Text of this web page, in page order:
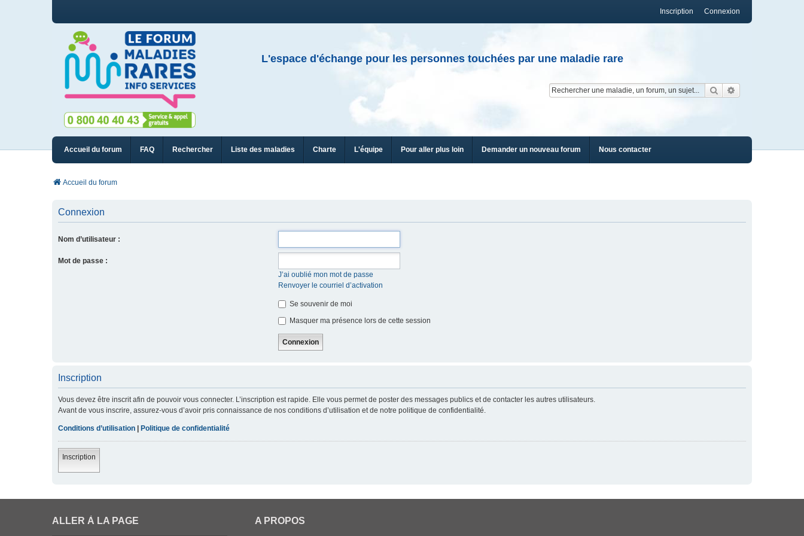
Connexion
Inscription
L'espace d'échange pour les personnes touchées par une maladie rare
Rechercher
Accueil du forum FAQ Rechercher Liste des maladies Charte L'équipe Pour aller plus loin Demander un nouveau forum Nous contacter
Accueil du forum
Connexion
Nom d’utilisateur :
Mot de passe :
J’ai oublié mon mot de passe
Renvoyer le courriel d’activation
Se souvenir de moi
Masquer ma présence lors de cette session
Inscription
Vous devez être inscrit afin de pouvoir vous connecter. L’inscription est rapide. Elle vous permet de poster des messages publics et de contacter les autres utilisateurs.
Avant de vous inscrire, assurez-vous d’avoir pris connaissance de nos conditions d’utilisation et de notre politique de confidentialité.
Conditions d’utilisation Politique de confidentialité
Inscription
ALLER À LA PAGE A PROPOS